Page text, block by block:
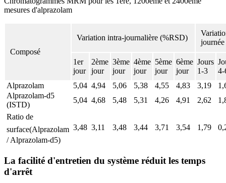
mesures d'alprazolam
Composé
Variation intra-journalière (%RSD)
1er
jour
2ème
jour
3ème
jour
4ème
jour
5ème
jour
6ème
jour
Jours
1-3
4-
Alprazolam
5,04 4,94 5,06 5,38 4,55 4,83 3,19
Alprazolam-d5
(ISTD)
5,04 4,68 5,48 5,31 4,26 4,91 2,62
Ratio de
surface(Alprazolam
/ Alprazolam-d5)
3,48 3,11 3,48 3,44 3,71 3,54 1,79
La facilité d'entretien du système réduit les temps
d'arrêt